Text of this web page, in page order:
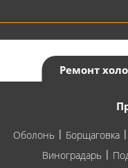
Оболонь Борщаговка
Виноградарь